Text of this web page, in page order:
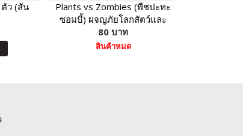
ว (สัน
Plants vs Zombies (พืชปะทะ
ซอมบี้) ผจญภัยโลกสัตว์และ
พืช
80 บาท
สินค้าหมด